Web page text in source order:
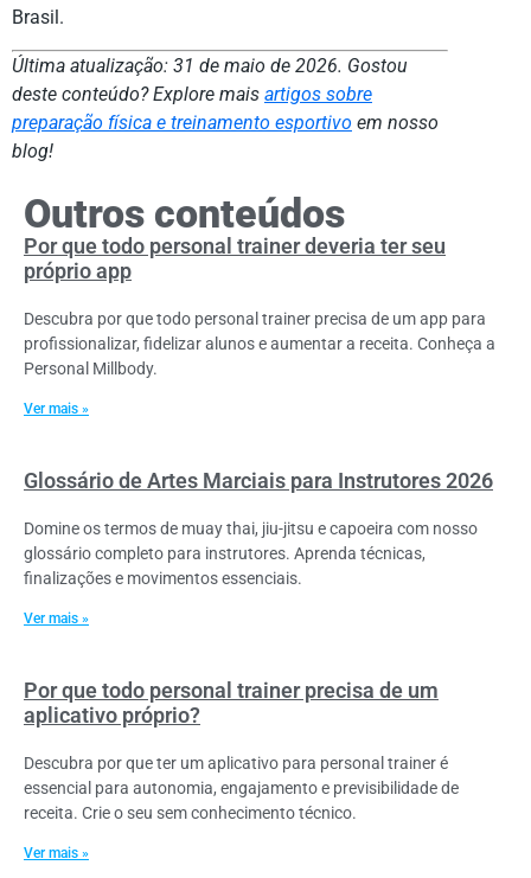
Brasil.
Última atualização: 31 de maio de 2026. Gostou
deste conteúdo? Explore mais artigos sobre
preparação física e treinamento esportivo em nosso
blog!
Outros conteúdos
Por que todo personal trainer deveria ter seu
próprio app
Descubra por que todo personal trainer precisa de um app para
profissionalizar, fidelizar alunos e aumentar a receita. Conheça a
Personal Millbody.
Ver mais »
Glossário de Artes Marciais para Instrutores 2026
Domine os termos de muay thai, jiu-jitsu e capoeira com nosso
glossário completo para instrutores. Aprenda técnicas,
finalizações e movimentos essenciais.
Ver mais »
Por que todo personal trainer precisa de um
aplicativo próprio?
Descubra por que ter um aplicativo para personal trainer é
essencial para autonomia, engajamento e previsibilidade de
receita. Crie o seu sem conhecimento técnico.
Ver mais »